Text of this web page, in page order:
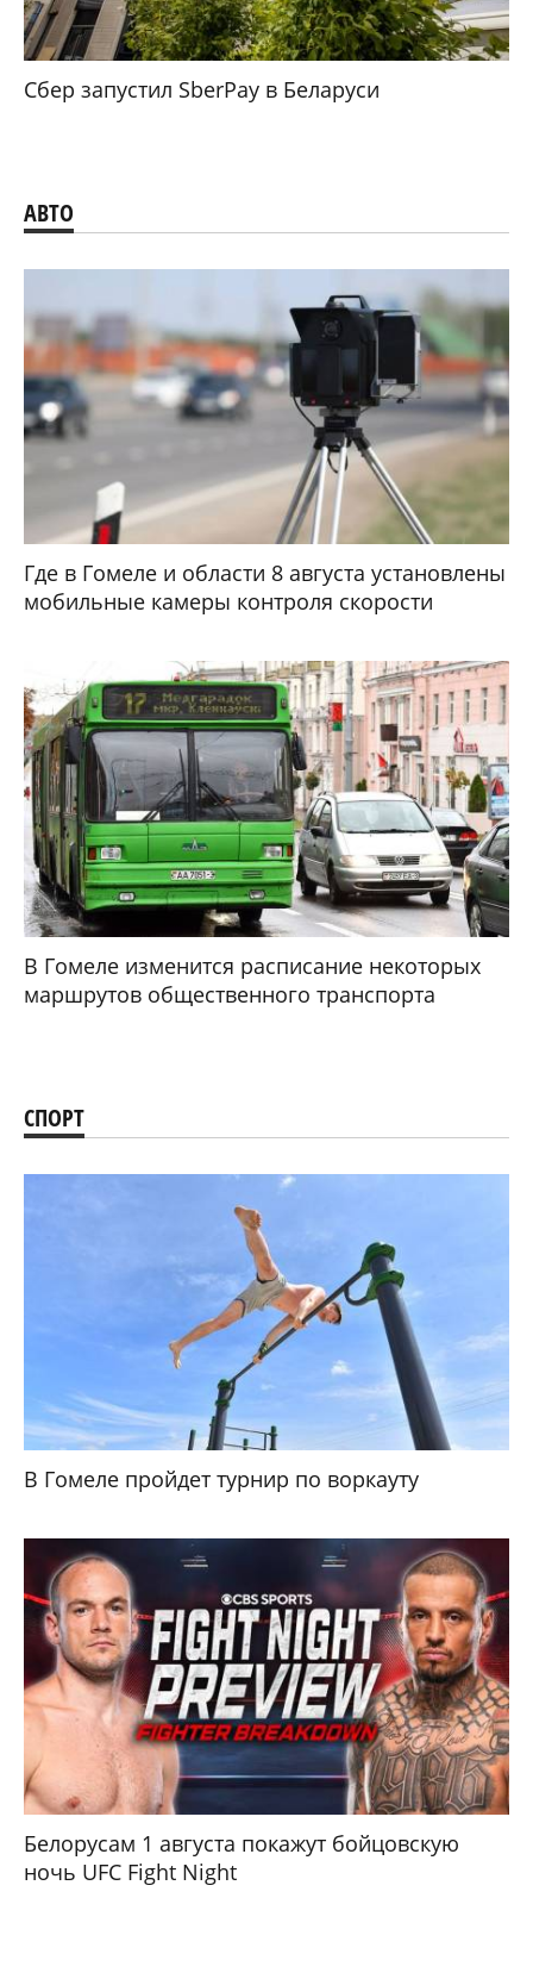
Сбер запустил SberPay в Беларуси
АВТО
Где в Гомеле и области 8 августа установлены
мобильные камеры контроля скорости
В Гомеле изменится расписание некоторых
маршрутов общественного транспорта
СПОРТ
В Гомеле пройдет турнир по воркауту
Белорусам 1 августа покажут бойцовскую
ночь UFC Fight Night